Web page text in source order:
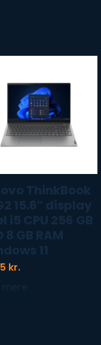
grade)
antal
ThinkBook
15.6″ display
i5 CPU 256 GB
8 GB RAM
11
kr.